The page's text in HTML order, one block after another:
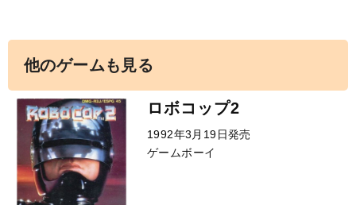
他のゲームも見る
ロボコップ2
1992年3月19日発売
ゲームボーイ